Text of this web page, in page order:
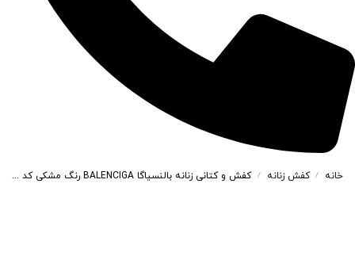
خانه / کفش زنانه / کفش و کتانی زنانه بالنسیاگا BALENCIGA رنگ مشکی کد 55303